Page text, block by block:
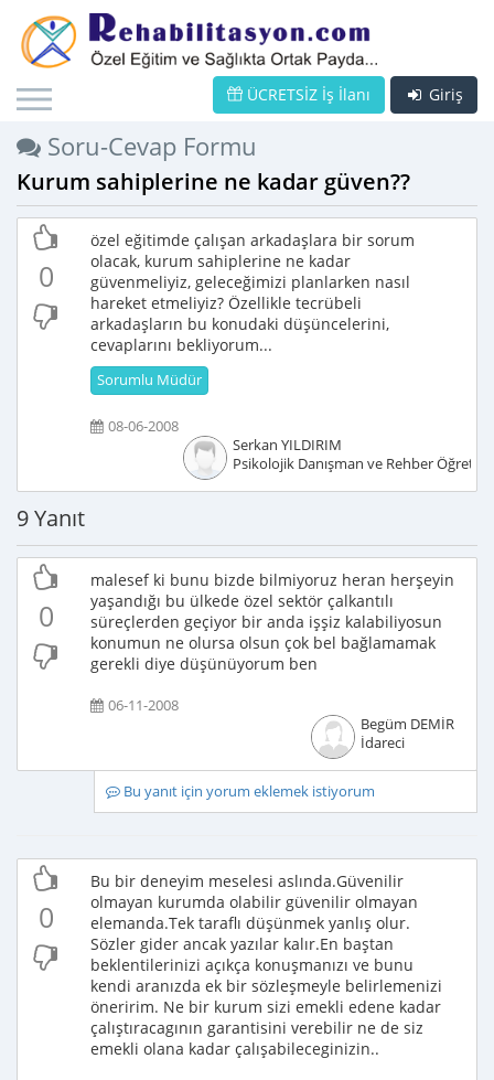
Giriş
ÜCRETSİZ İş İlanı
Soru-Cevap Formu
Kurum sahiplerine ne kadar güven??
0
özel eğitimde çalışan arkadaşlara bir sorum
olacak, kurum sahiplerine ne kadar
güvenmeliyiz, geleceğimizi planlarken nasıl
hareket etmeliyiz? Özellikle tecrübeli
arkadaşların bu konudaki düşüncelerini,
cevaplarını bekliyorum...
Sorumlu Müdür
08-06-2008
Serkan YILDIRIM
Psikolojik Danışman ve Rehber
9 Yanıt
0
malesef ki bunu bizde bilmiyoruz heran herşeyin
yaşandığı bu ülkede özel sektör çalkantılı
süreçlerden geçiyor bir anda işşiz kalabiliyosun
konumun ne olursa olsun çok bel bağlamamak
gerekli diye düşünüyorum ben
06-11-2008
Begüm DEMİR
İdareci
Bu yanıt için yorum eklemek istiyorum
0
Bu bir deneyim meselesi aslında.Güvenilir
olmayan kurumda olabilir güvenilir olmayan
elemanda.Tek taraflı düşünmek yanlış olur.
Sözler gider ancak yazılar kalır.En baştan
beklentilerinizi açıkça konuşmanızı ve bunu
kendi aranızda ek bir sözleşmeyle belirlemenizi
öneririm. Ne bir kurum sizi emekli edene kadar
çalıştıracagının garantisini verebilir ne de siz
emekli olana kadar çalışabileceginizin..